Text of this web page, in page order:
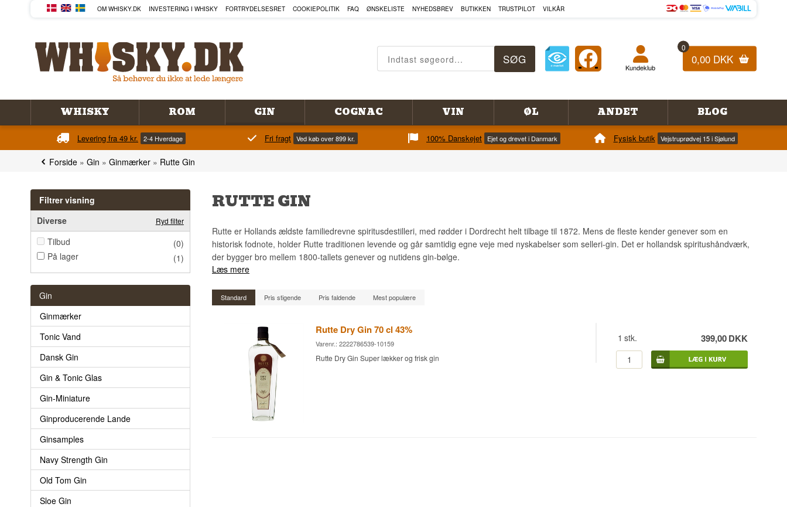
OM WHISKY.DK INVESTERING I WHISKY FORTRYDELSESRET COOKIEPOLITIK FAQ ØNSKELISTE NYHEDSBREV BUTIKKEN TRUSTPILOT VILKÅR
0
0,00 DKK
Kundeklub
WHISKY ROM GIN COGNAC VIN ØL ANDET BLOG
Levering fra 49 kr. 2-4 Hverdage Fri fragt Ved køb over 899 kr. 100% Danskejet Ejet og drevet i Danmark Fysisk butik Vejstruprødvej 15 i Sjølund
Forside » Gin » Ginmærker » Rutte Gin
Filtrer visning
Diverse
Ryd filter
Tilbud
(0)
På lager
(1)
Gin
Ginmærker
Tonic Vand
Dansk Gin
Gin & Tonic Glas
Gin-Miniature
Ginproducerende Lande
Ginsamples
Navy Strength Gin
Old Tom Gin
Sloe Gin
RUTTE GIN
Rutte er Hollands ældste familiedrevne spiritusdestilleri, med rødder i Dordrecht helt tilbage til 1872. Mens de fleste kender genever som en
historisk fodnote, holder Rutte traditionen levende og går samtidig egne veje med nyskabelser som selleri-gin. Det er hollandsk spiritushåndværk,
der bygger bro mellem 1800-tallets genever og nutidens gin-bølge.
Læs mere
Standard Pris stigende Pris faldende Mest populære
Rutte Dry Gin 70 cl 43%
Varenr.: 2222786539-10159
Rutte Dry Gin Super lækker og frisk gin
1 stk. 399,00DKK